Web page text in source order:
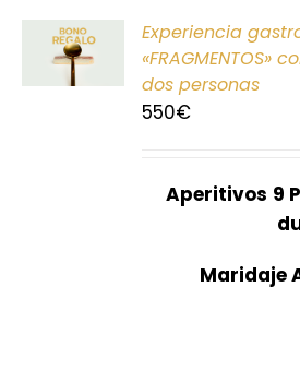
Experiencia
«FRAGMENTOS»
dos personas
550€
Aperitivos 9
Maridaje